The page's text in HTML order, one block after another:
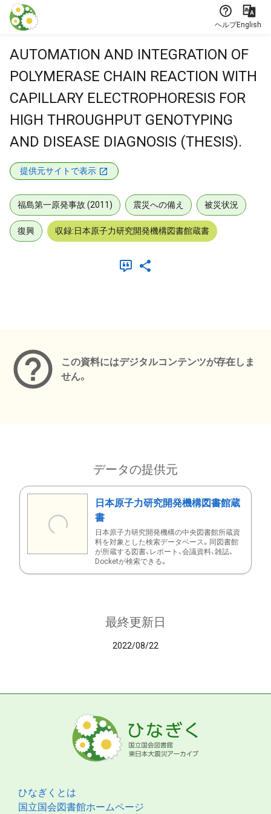
本文に飛ぶ
ヘルプEnglish
AUTOMATION AND INTEGRATION OF
POLYMERASE CHAIN REACTION WITH
CAPILLARY ELECTROPHORESIS FOR
HIGH THROUGHPUT GENOTYPING
AND DISEASE DIAGNOSIS (THESIS).
提供元サイトで表示
福島第一原発事故 (2011) 震災への備え 被災状況
復興 収録:日本原子力研究開発機構図書館蔵書
この資料にはデジタルコンテンツが存在しま
せん。
データの提供元
日本原子力研究開発機構図書館蔵
書
日本原子力研究開発機構の中央図書館所蔵資
料を対象とした検索データベース。同図書館
が所蔵する図書、レポート、会議資料、雑誌、
Docketが検索できる。
最終更新日
2022/08/22
ひなぎくとは
国立国会図書館ホームページ